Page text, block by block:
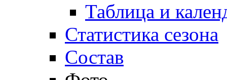
Таблица и
Статистика сезона
Состав